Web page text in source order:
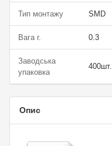
Тип монтажу SMD
Вага г. 0.3
Заводська
упаковка
400шт.
Опис